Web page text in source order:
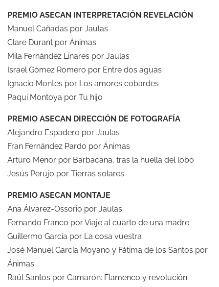
PREMIO ASECAN INTERPRETACIÓN REVELACIÓN
Manuel Cañadas por Jaulas
Clare Durant por Ánimas
Mila Fernández Linares por Jaulas
Israel Gómez Romero por Entre dos aguas
Ignacio Montes por Los amores cobardes
Paqui Montoya por Tu hijo
PREMIO ASECAN DIRECCIÓN DE FOTOGRAFÍA
Alejandro Espadero por Jaulas
Fran Fernández Pardo por Ánimas
Arturo Menor por Barbacana, tras la huella del lobo
Jesús Perujo por Tierras solares
PREMIO ASECAN MONTAJE
Ana Álvarez-Ossorio por Jaulas
Fernando Franco por Viaje al cuarto de una madre
Guillermo García por La cosa vuestra
José Manuel García Moyano y Fátima de los Santos por
Ánimas
Raúl Santos por Camarón: Flamenco y revolución